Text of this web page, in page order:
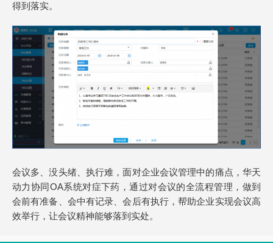
得到落实。
会议多、没头绪、执行难，面对企业会议管理中的痛点，华天
动力协同OA系统对症下药，通过对会议的全流程管理，做到
会前有准备、会中有记录、会后有执行，帮助企业实现会议高
效举行，让会议精神能够落到实处。